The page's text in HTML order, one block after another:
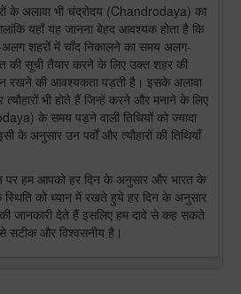
के अलावा भी चंद्रोदय (Chandrodaya) का
यहाँ यह जानना बेहद आवश्यक होता है कि
शहरों में चाँद निकालने का समय अलग-
की सूची तैयार करने के लिए उक्त शहर की
रखने की आवश्यकता पड़ती है। इसके अलावा
भी होते हैं जिन्हें करने और मनाने के लिए
के समय पड़ने वाली तिथियों को ज्यादा
के अनुसार उन पर्वों और त्यौहारों की तिथियाँ
हम आपको हर दिन के अनुसार और भारत के
को ध्यान में रखते हुये हर दिन के अनुसार
जानकारी देते हैं इसलिए हम दावे से कह सकते
सटीक और विश्वसनीय है।